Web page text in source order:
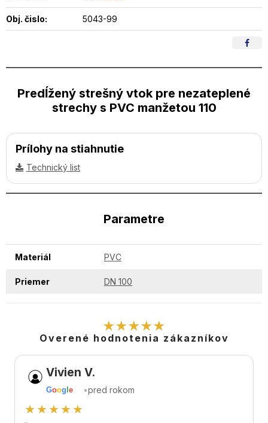
Obj. čislo: 5043-99
Predĺžený strešný vtok pre nezateplené
strechy s PVC manžetou 110
Prílohy na stiahnutie
Technický list
Parametre
Materiál PVC
Priemer DN 100
★★★★★
Overené hodnotenia zákazníkov
Vivien V.
Goog le •pred rokom
★★★★★